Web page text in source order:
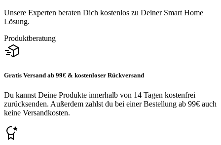
Unsere Experten beraten Dich kostenlos zu Deiner Smart Home
Lösung.
Produktberatung
Gratis Versand ab 99€ & kostenloser Rückversand
Du kannst Deine Produkte innerhalb von 14 Tagen kostenfrei
zurücksenden. Außerdem zahlst du bei einer Bestellung ab 99€ auch
keine Versandkosten.